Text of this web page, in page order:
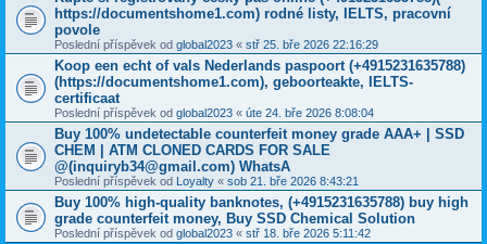
https://documentshome1.com) rodné listy, IELTS, pracovní
povole
Poslední příspěvek od global2023 « stř 25. bře 2026 22:16:29
Koop een echt of vals Nederlands paspoort (+4915231635788)
(https://documentshome1.com), geboorteakte, IELTS-
certificaat
Poslední příspěvek od global2023 « úte 24. bře 2026 8:08:04
Buy 100% undetectable counterfeit money grade AAA+ | SSD
CHEM | ATM CLONED CARDS FOR SALE
@(inquiryb34@gmail.com) WhatsA
Poslední příspěvek od Loyalty « sob 21. bře 2026 8:43:21
Buy 100% high-quality banknotes, ‪(+4915231635788‬) buy high
grade counterfeit money, Buy SSD Chemical Solution
Poslední příspěvek od global2023 « stř 18. bře 2026 5:11:42